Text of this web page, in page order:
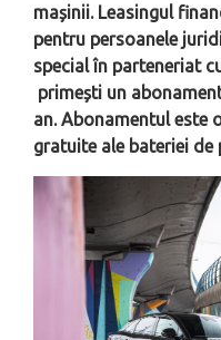
mașinii. Leasingul
pentru persoanele
special în parteneriat
primești un
an. Abonamentul este
gratuite ale bateriei de